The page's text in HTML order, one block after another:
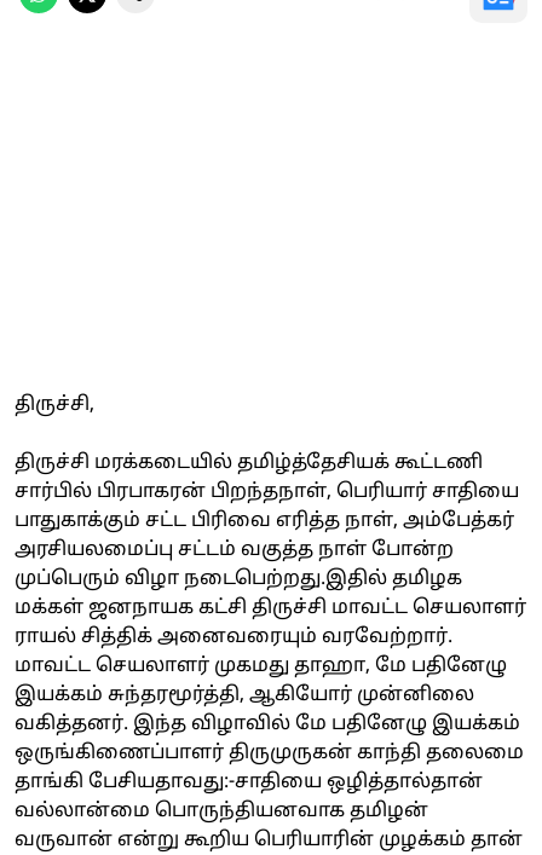
திருச்சி,
திருச்சி மரக்கடையில் தமிழ்த்தேசியக் கூட்டணி
சார்பில் பிரபாகரன் பிறந்தநாள், பெரியார் சாதியை
பாதுகாக்கும் சட்ட பிரிவை எரித்த நாள், அம்பேத்கர்
அரசியலமைப்பு சட்டம் வகுத்த நாள் போன்ற
முப்பெரும் விழா நடைபெற்றது.இதில் தமிழக
மக்கள் ஜனநாயக கட்சி திருச்சி மாவட்ட செயலாளர்
ராயல் சித்திக் அனைவரையும் வரவேற்றார்.
மாவட்ட செயலாளர் முகமது தாஹா, மே பதினேழு
இயக்கம் சுந்தரமூர்த்தி, ஆகியோர் முன்னிலை
வகித்தனர். இந்த விழாவில் மே பதினேழு இயக்கம்
ஒருங்கிணைப்பாளர் திருமுருகன் காந்தி தலைமை
தாங்கி பேசியதாவது:-சாதியை ஒழித்தால்தான்
வல்லான்மை பொருந்தியனவாக தமிழன்
வருவான் என்று கூறிய பெரியாரின் முழக்கம் தான்